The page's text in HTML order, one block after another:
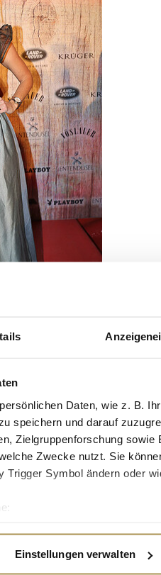
Daten, wie z. B.
speichern und darauf
Zielgruppenforschung
Zwecke nutzt. Sie
Symbol ändern oder
Daten verarbeitet werden,
Einstellungen verwalten
Advertisement